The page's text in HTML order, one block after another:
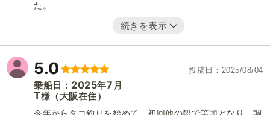
た。
続きを表示
5.0 投稿日 2025/08/04
乗船日： 2025年7 月
T様 （大阪在住）